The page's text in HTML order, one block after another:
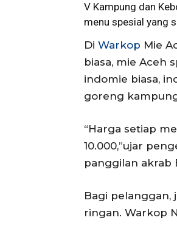
V Kampung dan
menu spesial yang
Di Warkop Mie
biasa, mie Aceh
indomie biasa,
goreng
“Harga setiap
10.000,”ujar
panggilan akrab
Bagi
ringan. Warkop